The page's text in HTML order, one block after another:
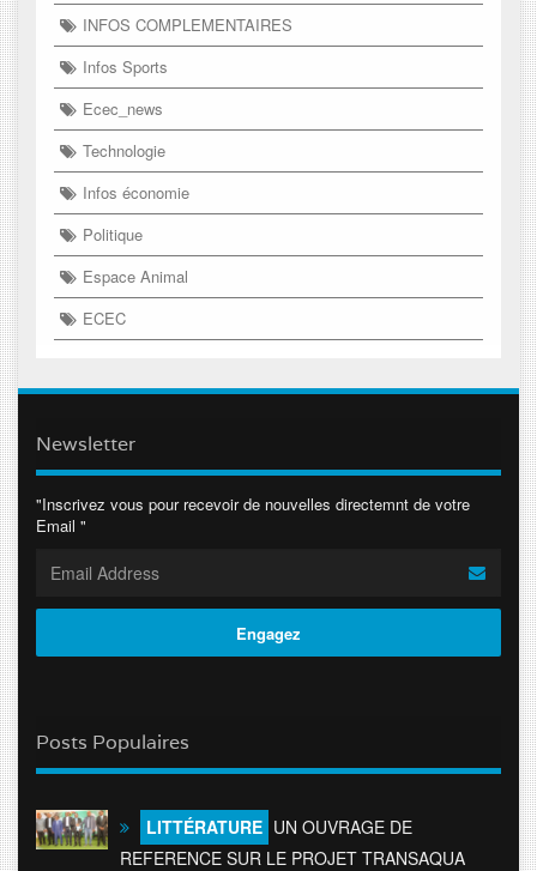
INFOS COMPLEMENTAIRES
Infos Sports
Ecec_news
Technologie
Infos économie
Politique
Espace Animal
ECEC
Newsletter
"Inscrivez vous pour recevoir de nouvelles directemnt de votre
Email "
Posts Populaires
LITTÉRATURE UN OUVRAGE DE
REFERENCE SUR LE PROJET TRANSAQUA